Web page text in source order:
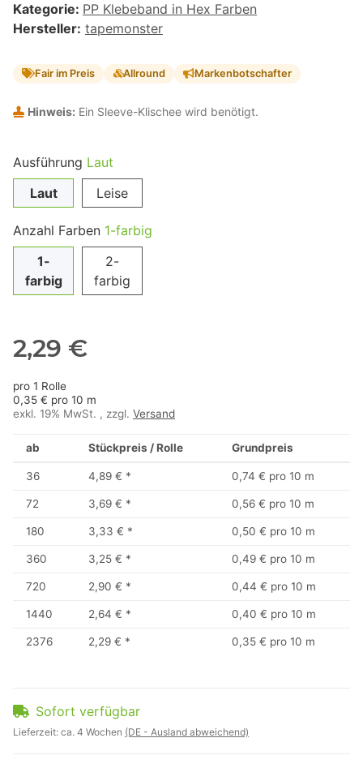
Kategorie: PP Klebeband in Hex Farben
Hersteller: tapemonster
Fair im Preis Allround Markenbotschafter
Hinweis: Ein Sleeve-Klischee wird benötigt.
Ausführung Laut
Laut
Leise
Anzahl Farben 1-farbig
1-
farbig
2-
farbig
2,29 €
pro 1 Rolle
0,35 € pro 10 m
exkl. 19% MwSt. , zzgl. Versand
ab Stückpreis / Rolle Grundpreis
36 4,89 € * 0,74 € pro 10 m
72 3,69 € * 0,56 € pro 10 m
180 3,33 € * 0,50 € pro 10 m
360 3,25 € * 0,49 € pro 10 m
720 2,90 € * 0,44 € pro 10 m
1440 2,64 € * 0,40 € pro 10 m
2376 2,29 € * 0,35 € pro 10 m
Sofort verfügbar
Lieferzeit: ca. 4 Wochen (DE - Ausland abweichend)